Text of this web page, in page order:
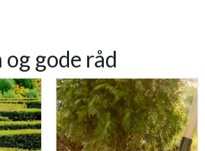
gode råd